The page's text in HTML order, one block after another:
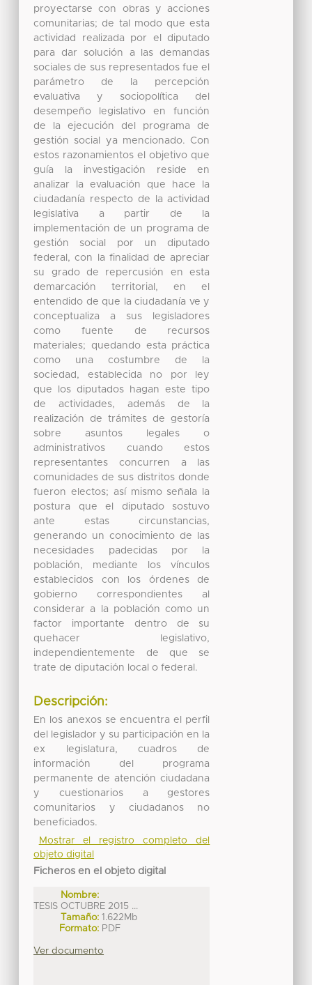
proyectarse con obras y acciones
comunitarias; de tal modo que esta
actividad realizada por el diputado
para dar solución a las demandas
sociales de sus representados fue el
parámetro de la percepción
evaluativa y sociopolítica del
desempeño legislativo en función
de la ejecución del programa de
gestión social ya mencionado. Con
estos razonamientos el objetivo que
guía la investigación reside en
analizar la evaluación que hace la
ciudadanía respecto de la actividad
legislativa a partir de la
implementación de un programa de
gestión social por un diputado
federal, con la finalidad de apreciar
su grado de repercusión en esta
demarcación territorial, en el
entendido de que la ciudadanía ve y
conceptualiza a sus legisladores
como fuente de recursos
materiales; quedando esta práctica
como una costumbre de la
sociedad, establecida no por ley
que los diputados hagan este tipo
de actividades, además de la
realización de trámites de gestoría
sobre asuntos legales o
administrativos cuando estos
representantes concurren a las
comunidades de sus distritos donde
fueron electos; así mismo señala la
postura que el diputado sostuvo
ante estas circunstancias,
generando un conocimiento de las
necesidades padecidas por la
población, mediante los vínculos
establecidos con los órdenes de
gobierno correspondientes al
considerar a la población como un
factor importante dentro de su
quehacer legislativo,
independientemente de que se
trate de diputación local o federal.
Descripción:
En los anexos se encuentra el perfil
del legislador y su participación en la
ex legislatura, cuadros de
información del programa
permanente de atención ciudadana
y cuestionarios a gestores
comunitarios y ciudadanos no
beneficiados.
Mostrar el registro completo del
objeto digital
Ficheros en el objeto digital
Nombre:
TESIS OCTUBRE 2015 ...
Tamaño: 1.622Mb
Formato: PDF
Ver documento